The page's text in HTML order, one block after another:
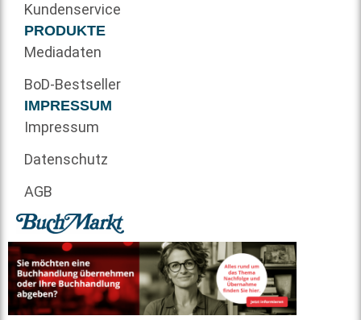
Kundenservice
PRODUKTE
Mediadaten
BoD-Bestseller
IMPRESSUM
Impressum
Datenschutz
AGB